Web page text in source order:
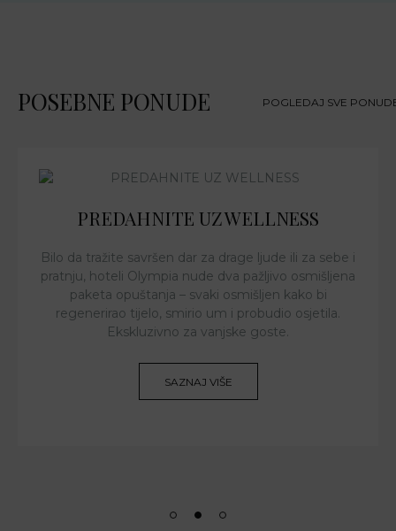
POSEBNE PONUDE POGLEDAJ SVE
PREDAHNITE UZ WELLNESS
Bilo da tražite savršen dar za drage ljude ili za sebe i
pratnju, hoteli Olympia nude dva pažljivo osmišljena
paketa opuštanja – svaki osmišljen kako bi
regenerirao tijelo, smirio um i probudio osjetila.
Ekskluzivno za vanjske goste.
SAZNAJ VIŠE